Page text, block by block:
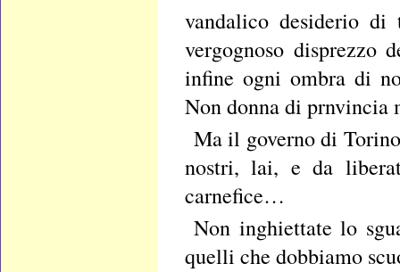
vandalico desiderio
vergognoso disprezzo
infine ogni ombra di
Non donna di prnvincia
Ma il governo di
nostri, lai, e da
carnefice…
Non inghiettate lo
quelli che dobbiamo